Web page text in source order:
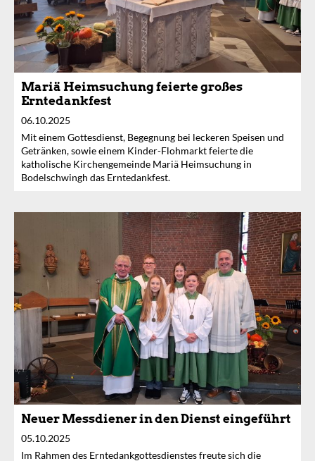
Mariä Heimsuchung feierte großes
Erntedankfest
06.10.2025
Mit einem Gottesdienst, Begegnung bei leckeren Speisen und
Getränken, sowie einem Kinder-Flohmarkt feierte die
katholische Kirchengemeinde Mariä Heimsuchung in
Bodelschwingh das Erntedankfest.
Neuer Messdiener in den Dienst eingeführt
05.10.2025
Im Rahmen des Erntedankgottesdienstes freute sich die